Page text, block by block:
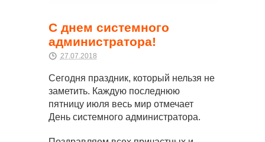
С днем системного
администратора!
27.07.2018
Сегодня праздник, который нельзя не
заметить. Каждую последнюю
пятницу июля весь мир отмечает
День системного администратора.